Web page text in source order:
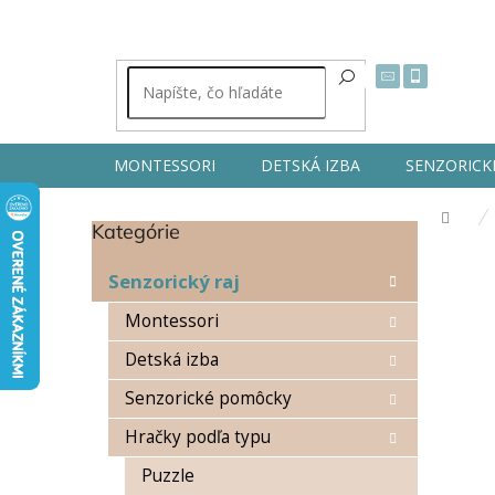
MONTESSORI DETSKÁ IZBA
B
Preskočiť
Kategórie
Senzorický raj
Montessori
Detská izba
Senzorické pomôcky
Hračky podľa typu
Puzzle